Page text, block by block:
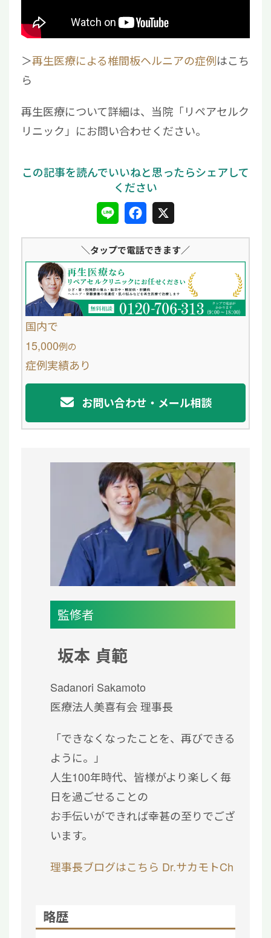
＞再生医療による椎間板ヘルニアの症例はこち
ら
再生医療について詳細は、当院「リペアセルク
リニック」にお問い合わせください。
L
n
e
F
c
e
b
o
X
＼タップで電話できます／
国内で
15,000例の
症例実績あり
お問い合わせ・メール相談
監修者
坂本 貞範
Sadanori Sakamoto
医療法人美喜有会 理事長
「できなくなったことを、再びできる
ように。」
人生100年時代、皆様がより楽しく毎
日を過ごせることの
お手伝いができれば幸甚の至りでござ
います。
理事長ブログはこちら Dr.サカモトCh
略歴